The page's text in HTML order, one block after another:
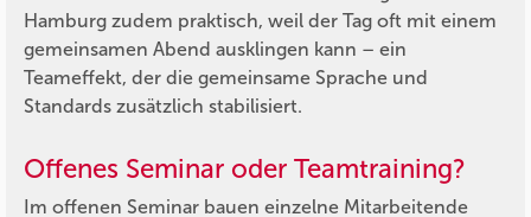
Hamburg zudem praktisch, weil der Tag oft mit einem
gemeinsamen Abend ausklingen kann – ein
Teameffekt, der die gemeinsame Sprache und
Standards zusätzlich stabilisiert.
Offenes Seminar oder Teamtraining?
Im offenen Seminar bauen einzelne Mitarbeitende